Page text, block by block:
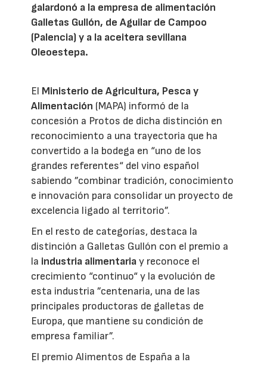
galardonó a la empresa de alimentación
Galletas Gullón, de Aguilar de Campoo
(Palencia) y a la aceitera sevillana
Oleoestepa.
El Ministerio de Agricultura, Pesca y
Alimentación (MAPA) informó de la
concesión a Protos de dicha distinción en
reconocimiento a una trayectoria que ha
convertido a la bodega en “uno de los
grandes referentes“ del vino español
sabiendo ”combinar tradición, conocimiento
e innovación para consolidar un proyecto de
excelencia ligado al territorio”.
En el resto de categorías, destaca la
distinción a Galletas Gullón con el premio a
la industria alimentariay reconoce el
crecimiento “continuo“ y la evolución de
esta industria ”centenaria, una de las
principales productoras de galletas de
Europa, que mantiene su condición de
empresa familiar”.
El premio Alimentos de España a la